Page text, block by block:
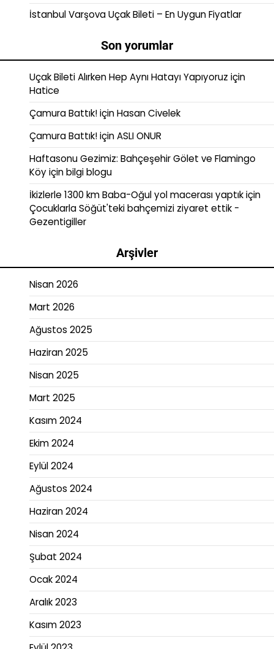
İstanbul Varşova Uçak Bileti – En Uygun Fiyatlar
Son yorumlar
Uçak Bileti Alırken Hep Aynı Hatayı Yapıyoruz için
Hatice
Çamura Battık!içinHasan Civelek
Çamura Battık!içinASLI ONUR
Haftasonu Gezimiz: Bahçeşehir Gölet ve Flamingo
Köyiçinbilgi blogu
İkizlerle 1300 km Baba-Oğul yol macerası yaptıkiçin
Çocuklarla Söğüt'teki bahçemizi ziyaret ettik -
Gezentigiller
Arşivler
Nisan 2026
Mart 2026
Ağustos 2025
Haziran 2025
Nisan 2025
Mart 2025
Kasım 2024
Ekim 2024
Eylül 2024
Ağustos 2024
Haziran 2024
Nisan 2024
Şubat 2024
Ocak 2024
Aralık 2023
Kasım 2023